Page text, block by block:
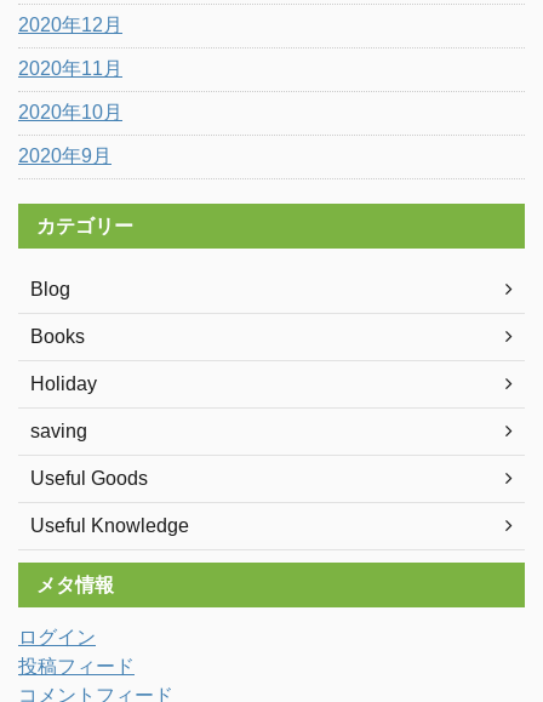
2020年12月
2020年11月
2020年10月
2020年9月
カテゴリー
Blog
Books
Holiday
saving
Useful Goods
Useful Knowledge
メタ情報
ログイン
投稿フィード
コメントフィード